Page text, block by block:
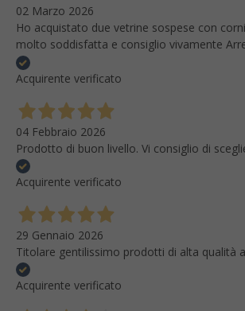
02 Marzo 2026
Ho acquistato due vetrine sospese con
molto soddisfatta e consiglio vivamente
Acquirente verificato
04 Febbraio 2026
Prodotto di buon livello. Vi consiglio di
Acquirente verificato
29 Gennaio 2026
Titolare gentilissimo prodotti di alta qualità
Acquirente verificato